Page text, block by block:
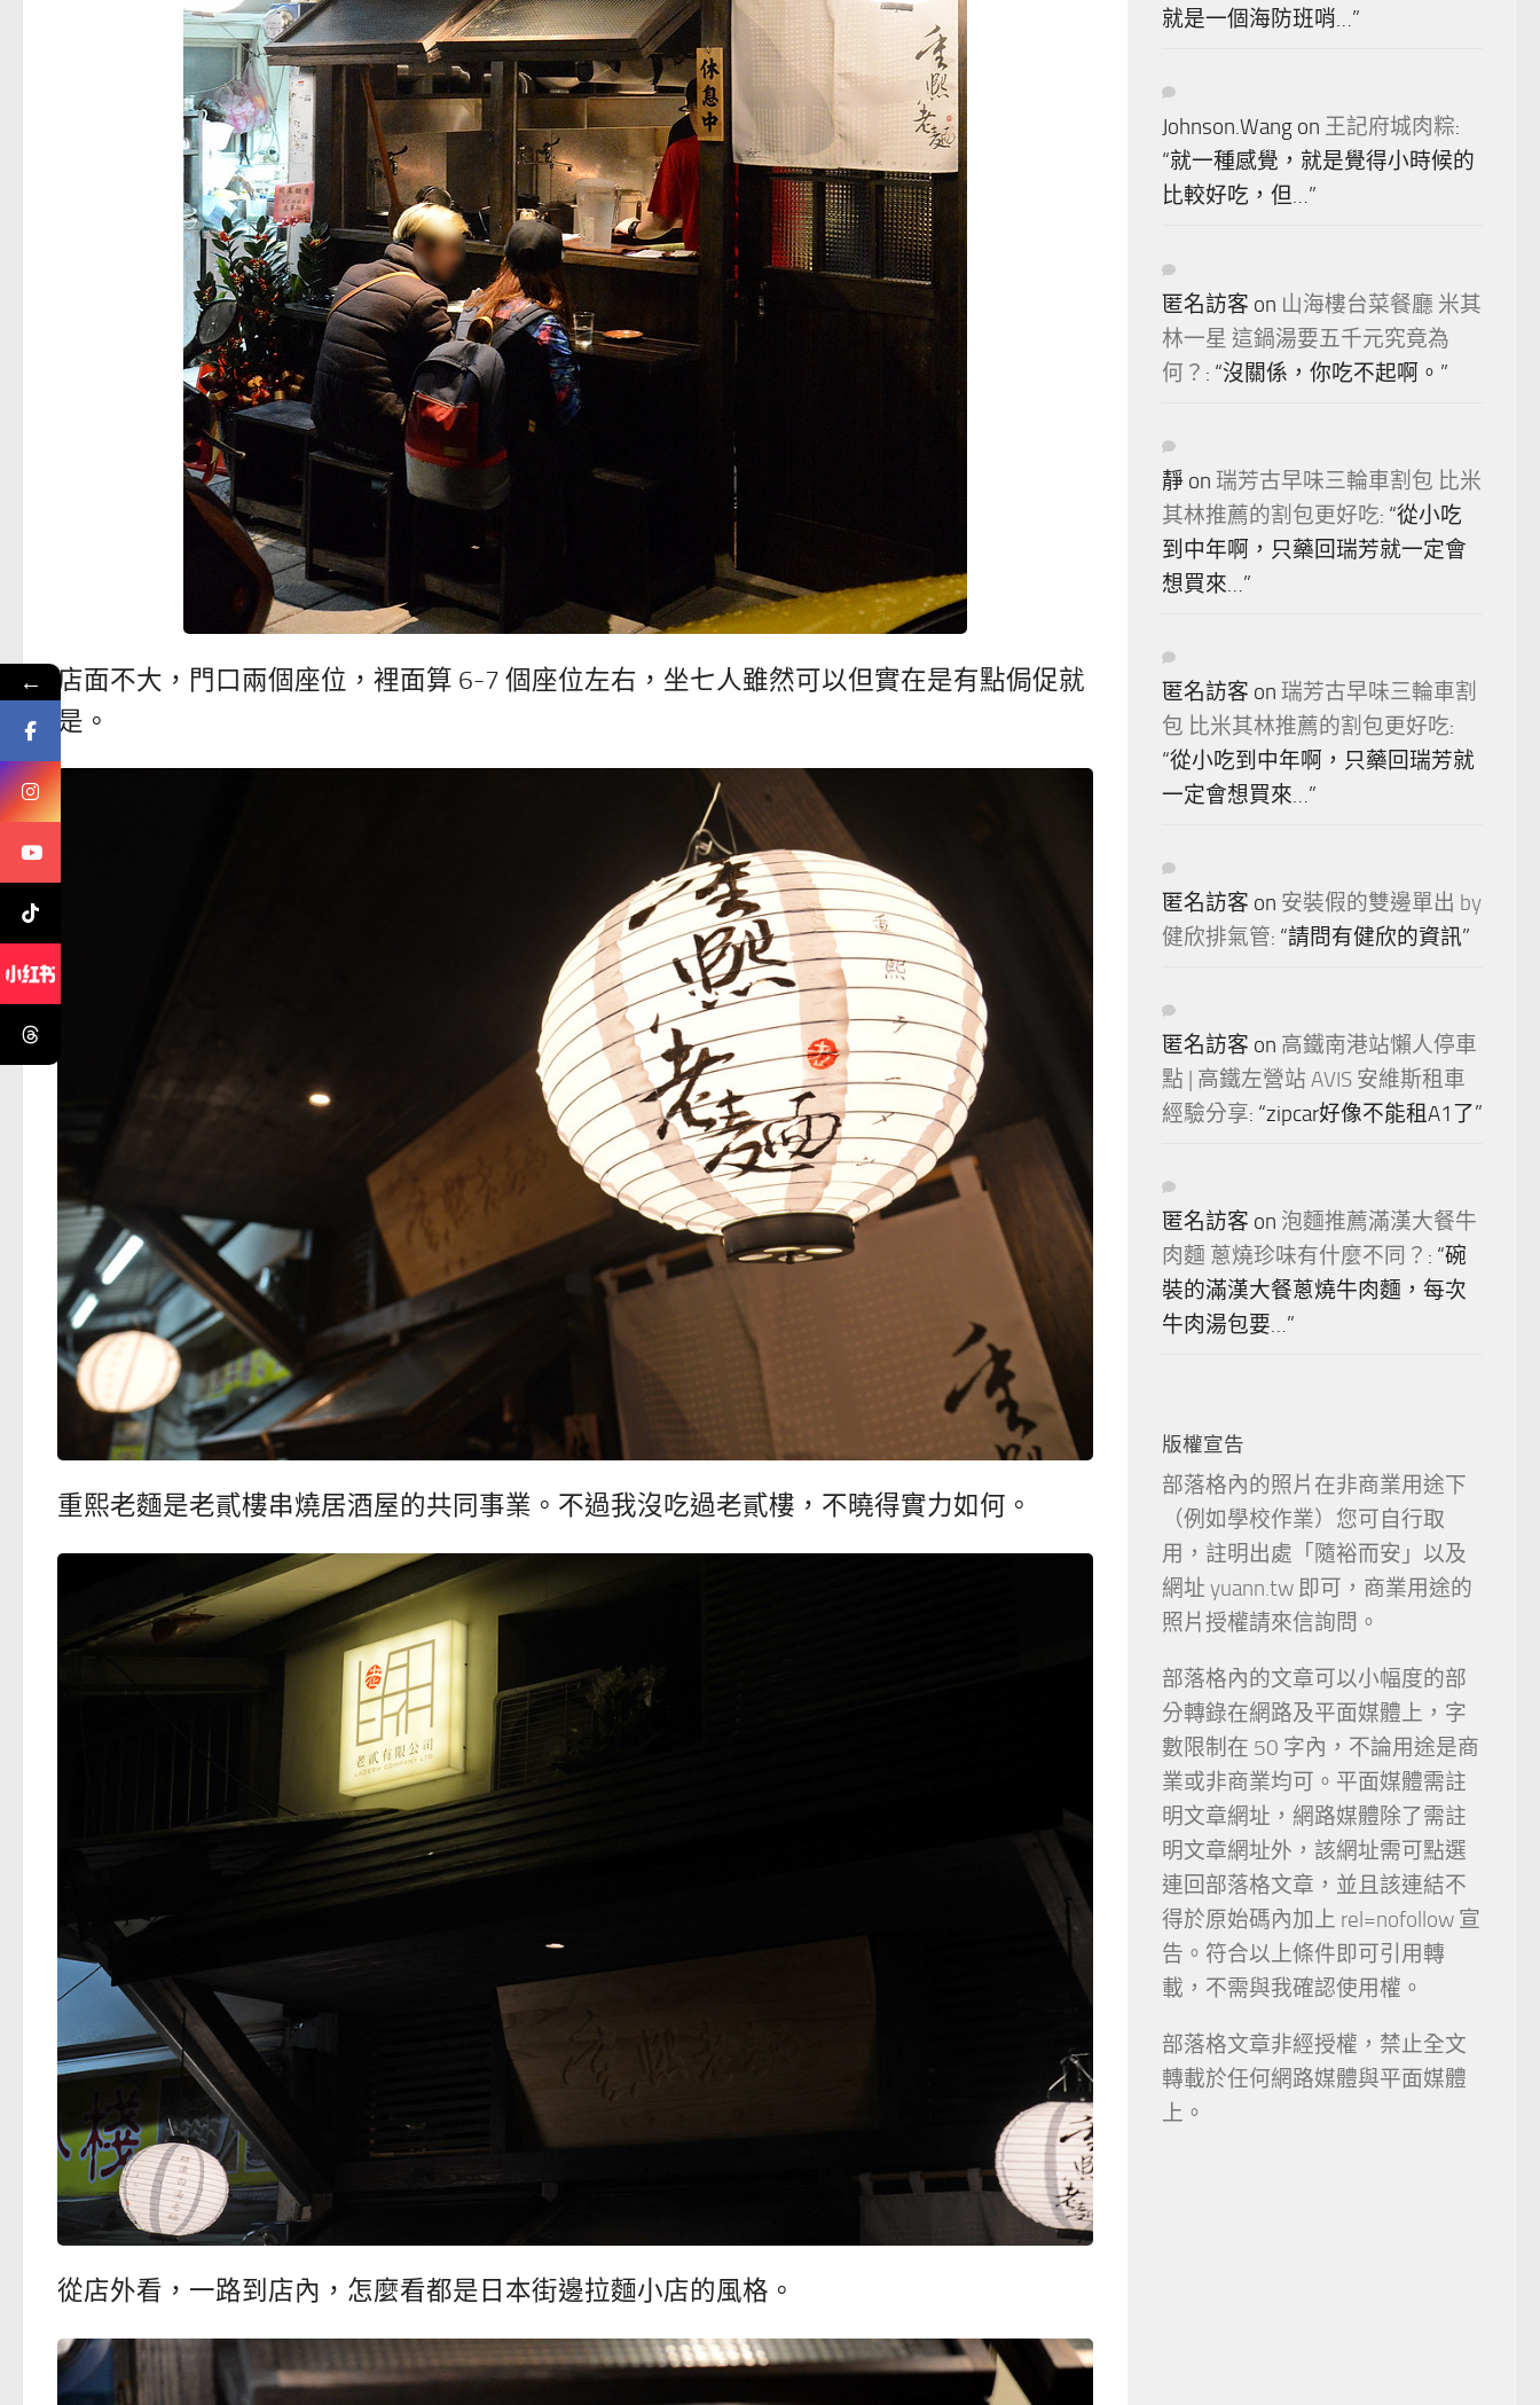
店面不大，門口兩個座位，裡面算 6-7 個座位左右，坐七人雖然可以但實在是有點侷促就
是。
重熙老麵是老貳樓串燒居酒屋的共同事業。不過我沒吃過老貳樓，不曉得實力如何。
從店外看，一路到店內，怎麼看都是日本街邊拉麵小店的風格。
就是一個海防班哨…”
Johnson.Wang on 王記府城肉粽:
“就一種感覺，就是覺得小時候的
比較好吃，但…”
匿名訪客 on 山海樓台菜餐廳 米其
林一星 這鍋湯要五千元究竟為
何？ : “沒關係，你吃不起啊。 ”
靜 on 瑞芳古早味三輪車割包 比米
其林推薦的割包更好吃: “從小吃
到中年啊，只藥回瑞芳就一定會
想買來…”
匿名訪客 on 瑞芳古早味三輪車割
包 比米其林推薦的割包更好吃:
“從小吃到中年啊，只藥回瑞芳就
一定會想買來…”
匿名訪客 on 安裝假的雙邊單出 by
健欣排氣管: “請問有健欣的資訊”
匿名訪客 on 高鐵南港站懶人停車
點 | 高鐵左營站 AVIS 安維斯租車
經驗分享: “zipcar好像不能租A1了”
匿名訪客 on 泡麵推薦滿漢大餐牛
肉麵 蔥燒珍味有什麼不同？ : “碗
裝的滿漢大餐蔥燒牛肉麵，每次
牛肉湯包要…”
版權宣告
部落格內的照片在非商業用途下
（例如學校作業）您可自行取
用，註明出處「隨裕而安」以及
網址 yuann.tw 即可，商業用途的
照片授權請來信詢問。
部落格內的文章可以小幅度的部
分轉錄在網路及平面媒體上，字
數限制在 50 字內，不論用途是商
業或非商業均可。平面媒體需註
明文章網址，網路媒體除了需註
明文章網址外，該網址需可點選
連回部落格文章，並且該連結不
得於原始碼內加上 rel=nofollow 宣
告。符合以上條件即可引用轉
載，不需與我確認使用權。
部落格文章非經授權，禁止全文
轉載於任何網路媒體與平面媒體
上。
←